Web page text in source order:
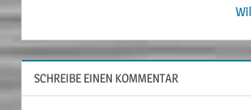
SCHREIBE EINEN KOMMENTAR